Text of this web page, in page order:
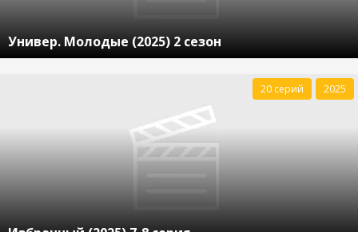
Универ. Молодые (2025) 2 сезон
20 серий 2025